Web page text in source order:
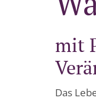
mit
Das